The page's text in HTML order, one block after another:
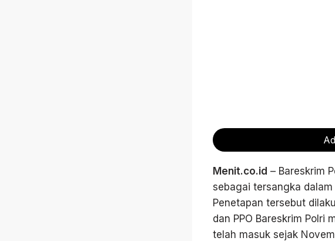
Menit.co.id – Bareskrim
sebagai tersangka
Penetapan tersebut
dan PPO Bareskrim Polri
telah masuk sejak